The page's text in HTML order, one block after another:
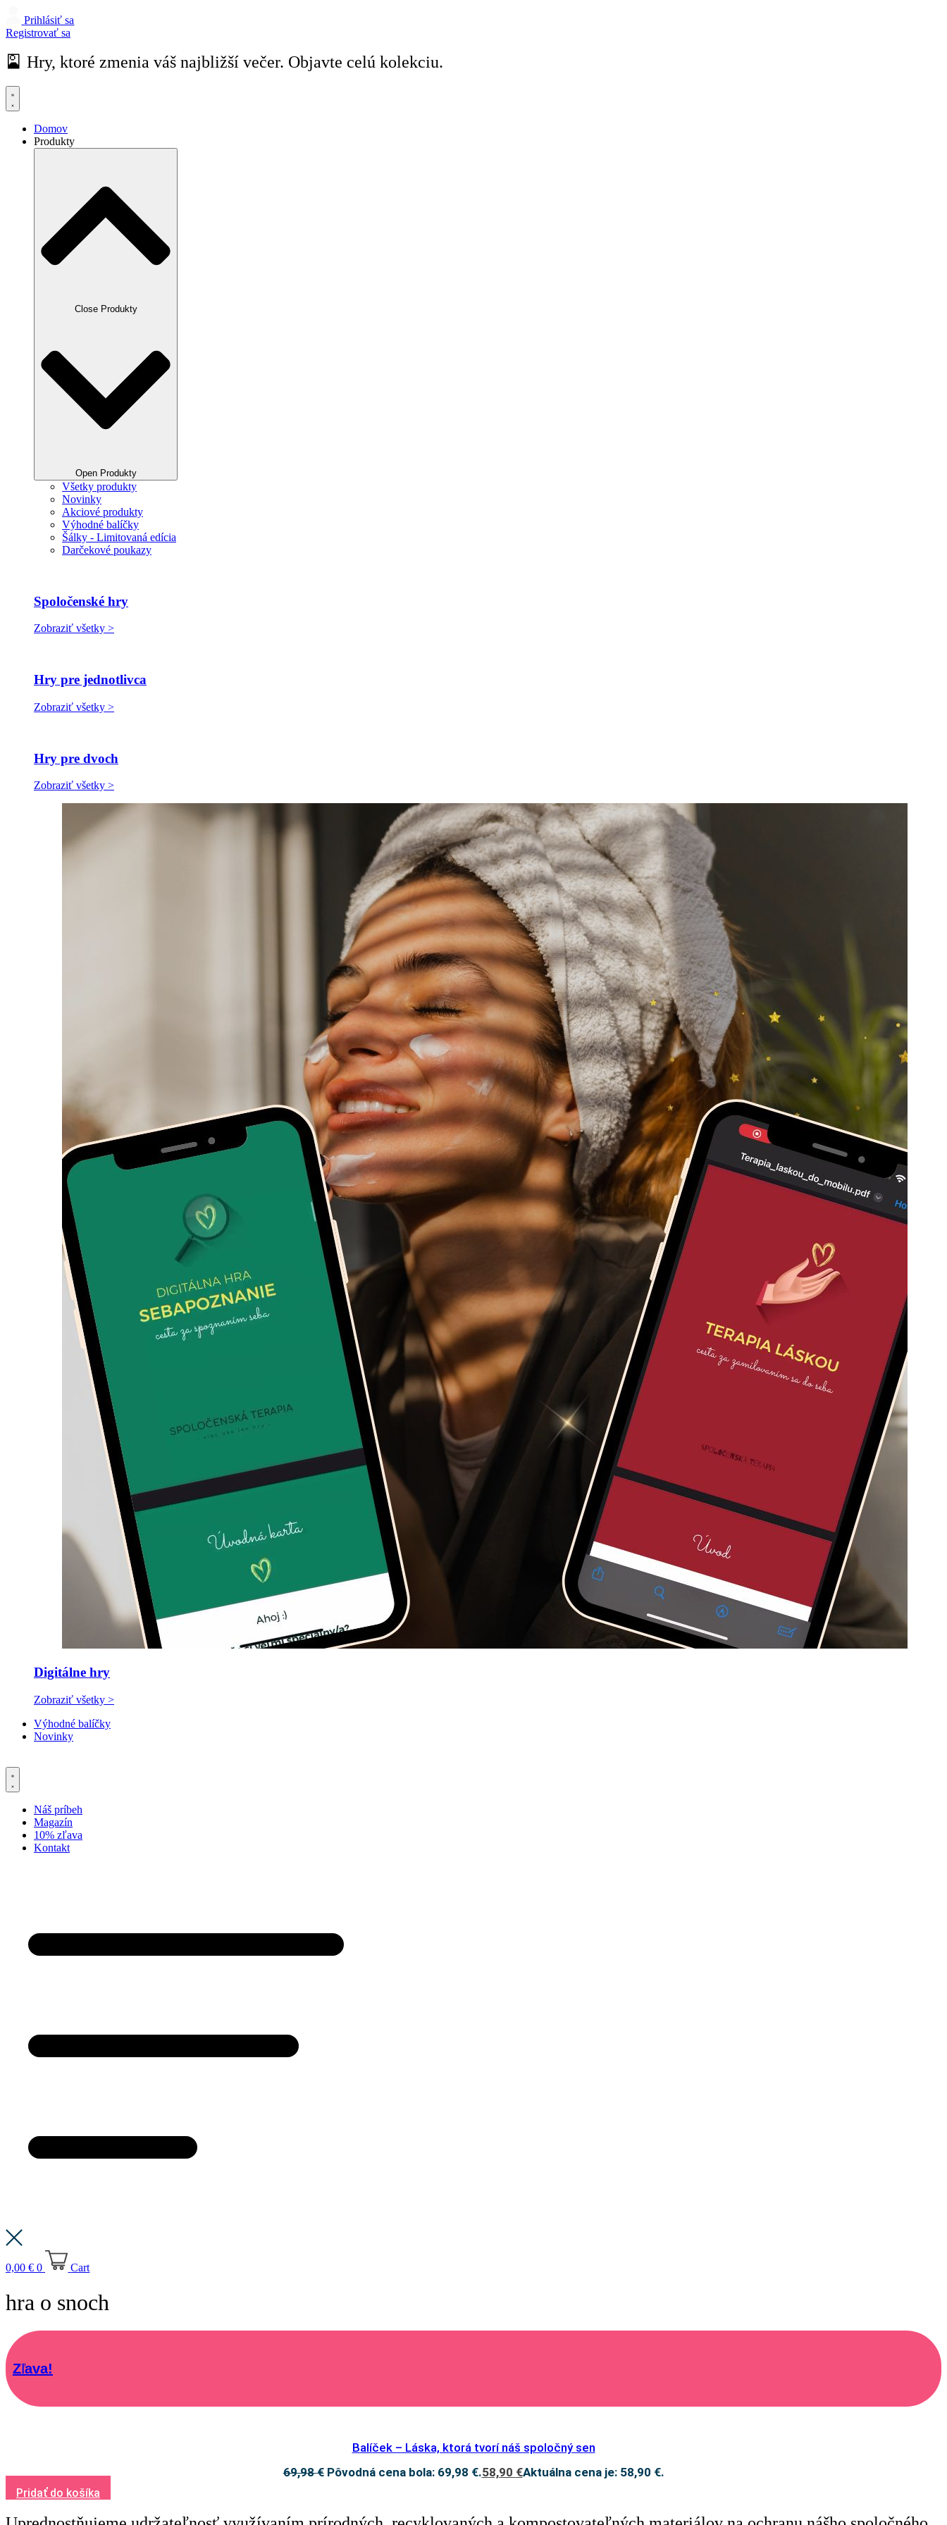
Prihlásiť sa
Registrovať sa
🎴 Hry, ktoré zmenia váš najbližší večer. Objavte celú kolekciu.
Domov
Produkty
Close Produkty
Open Produkty
Všetky produkty
Novinky
Akciové produkty
Výhodné balíčky
Šálky - Limitovaná edícia
Darčekové poukazy
Spoločenské hry
Zobraziť všetky >
Hry pre jednotlivca
Zobraziť všetky >
Hry pre dvoch
Zobraziť všetky >
Digitálne hry
Zobraziť všetky >
Výhodné balíčky
Novinky
Náš príbeh
Magazín
10% zľava
Kontakt
0,00 € 0 Cart
hra o snoch
Zľava!
Balíček – Láska, ktorá tvorí náš spoločný sen
69,98€ Pôvodná cena bola: 69,98 €.58,90 €Aktuálna cena je: 58,90 €.
Pridať do košíka